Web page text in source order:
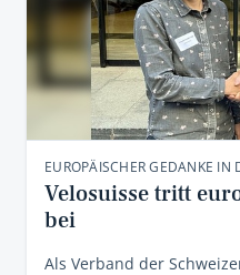
EUROPÄISCHER GEDANKE IN
Velosuisse tritt
bei
Als Verband der